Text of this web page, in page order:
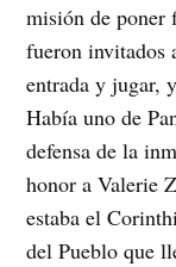
misión de poner
fueron invitados
entrada y jugar,
Había uno de
defensa de la
honor a Valerie
estaba el
del Pueblo que